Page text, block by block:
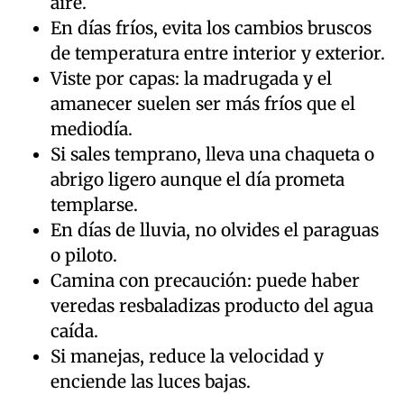
En días fríos, evita los cambios bruscos
de temperatura entre interior y exterior.
Viste por capas: la madrugada y el
amanecer suelen ser más fríos que el
mediodía.
Si sales temprano, lleva una chaqueta o
abrigo ligero aunque el día prometa
templarse.
En días de lluvia, no olvides el paraguas
o piloto.
Camina con precaución: puede haber
veredas resbaladizas producto del agua
caída.
Si manejas, reduce la velocidad y
enciende las luces bajas.